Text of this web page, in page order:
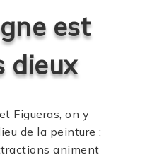
est
dieux
Figueras, on y
de la peinture ;
animent